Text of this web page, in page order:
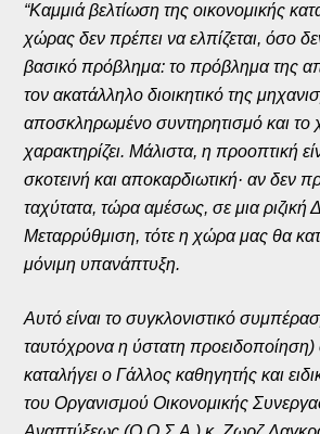
“Καμμιά βελτίωση της οικονομικής
χώρας δεν πρέπει να ελπίζεται, όσο
βασικό πρόβλημα: το πρόβλημα της
τον ακατάλληλο διοικητικό της
αποσκληρωμένο συντηρητισμό και το
χαρακτηρίζει. Μάλιστα, η προοπτική
σκοτεινή και αποκαρδιωτική· αν δεν
ταχύτατα, τώρα αμέσως, σε μια ριζική
Μεταρρύθμιση, τότε η χώρα μας θα
μόνιμη υπανάπτυξη.
Αυτό είναι το συγκλονιστικό
ταυτόχρονα η ύστατη προειδοποίηση)
καταλήγει ο Γάλλος καθηγητής και
του Οργανισμού Οικονομικής